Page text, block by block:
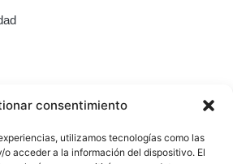
consentimiento
utilizamos tecnologías como las
acceder a la información del dispositivo. El